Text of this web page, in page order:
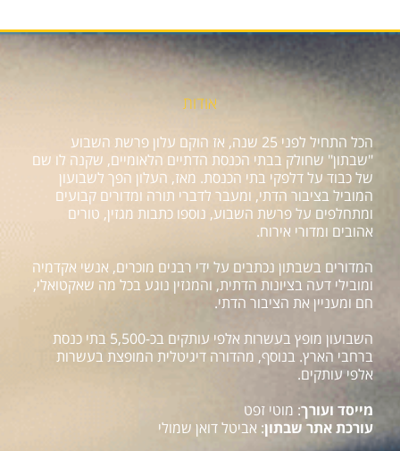
אודות
הכל התחיל לפני 25 שנה, אז הוקם עלון פרשת השבוע
"שבתון" שחולק בבתי הכנסת הדתיים הלאומיים, שקנה לו שם
של כבוד על דלפקי בתי הכנסת. מאז, העלון הפך לשבועון
המוביל בציבור הדתי, ומעבר לדברי תורה ומדורים קבועים
ומתחלפים על פרשת השבוע, נוספו כתבות מגזין, טורים
אהובים ומדורי אירוח.
המדורים בשבתון נכתבים על ידי רבנים מוכרים, אנשי אקדמיה
ומובילי דעה בציונות הדתית, והמגזין נוגע בכל מה שאקטואלי,
חם ומעניין את הציבור הדתי.
השבועון מופץ בעשרות אלפי עותקים בכ-5,500 בתי כנסת
ברחבי הארץ. בנוסף, מהדורה דיגיטלית המופצת בעשרות
אלפי עותקים.
מייסד ועורך: מוטי זפט
עורכת אתר שבתון: אביטל דואן שמולי